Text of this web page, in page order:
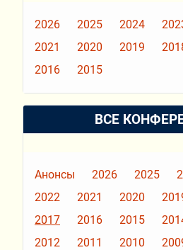
2026 2025 2024
2021
2020 2019
2016
2015
ВСЕ
Анонсы 2026 2025
2022
2021 2020
2017
2016 2015
2012
2011 2010